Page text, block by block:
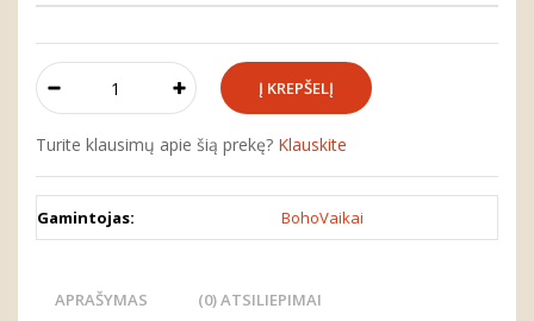
Turite klausimų apie šią prekę? Klauskite
Gamintojas: BohoVaikai
APRAŠYMAS (0) ATSILIEPIMAI